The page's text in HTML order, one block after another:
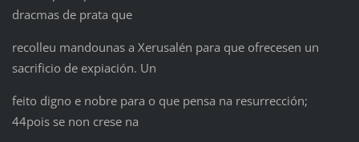
dracmas de prata que
recolleu mandounas a Xerusalén para que ofrecesen un
sacrificio de expiación. Un
feito digno e nobre para o que pensa na resurrección;
44pois se non crese na